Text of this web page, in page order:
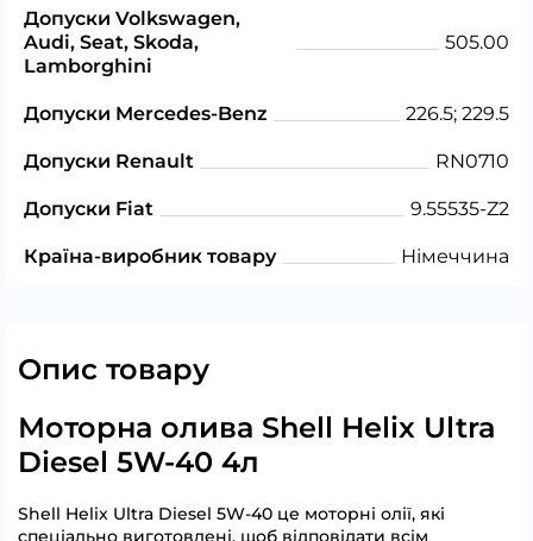
Допуски Volkswagen,
Audi, Seat, Skoda,
Lamborghini
505.00
Допуски Mercedes-Benz 226.5; 229.5
Допуски Renault RN0710
Допуски Fiat 9.55535-Z2
Країна-виробник товару Німеччина
Опис товару
Моторна олива Shell Helix Ultra
Diesel 5W-40 4л
Shell Helix Ultra Diesel 5W-40 це моторні олії, які
спеціально виготовлені, щоб відповідати всім